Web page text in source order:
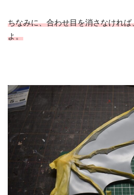
ちなみに、合わせ目を消さなけれ
よ。